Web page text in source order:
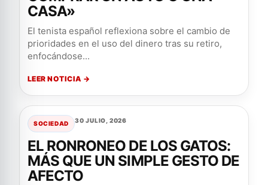
CASA»
El tenista español reflexiona sobre el cambio de
prioridades en el uso del dinero tras su retiro,
enfocándose...
LEER NOTICIA →
SOCIEDAD 30 JULIO, 2026
EL RONRONEO DE LOS GATOS:
MÁS QUE UN SIMPLE GESTO DE
AFECTO